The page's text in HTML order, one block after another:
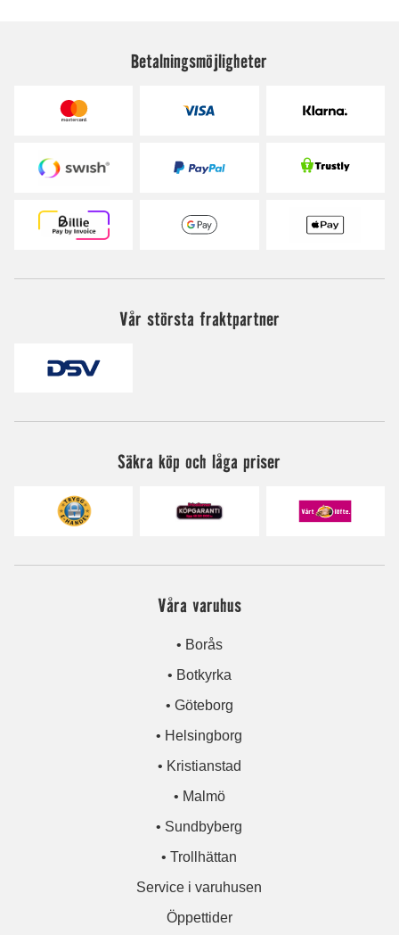
Betalningsmöjligheter
Vår största fraktpartner
Säkra köp och låga priser
Våra varuhus
• Borås
• Botkyrka
• Göteborg
• Helsingborg
• Kristianstad
• Malmö
• Sundbyberg
• Trollhättan
Service i varuhusen
Öppettider